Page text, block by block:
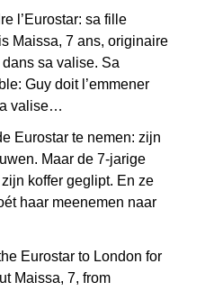
l’Eurostar: sa fille
Maissa, 7 ans, originaire
sa valise. Sa
Guy doit l’emmener
valise…
Eurostar te nemen: zijn
Maar de 7-jarige
koffer geglipt. En ze
haar meenemen naar
Eurostar to London for
Maissa, 7, from